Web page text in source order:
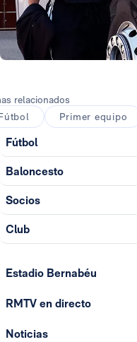
relacionados
Primer equipo
Fútbol
Baloncesto
Socios
Club
Estadio Bernabéu
RMTV en directo
Noticias